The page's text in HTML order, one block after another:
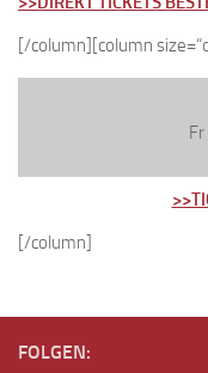
[/column][column
[/column]
FOLGEN: